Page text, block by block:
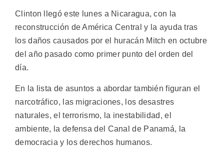
Clinton llegó este lunes a Nicaragua, con la
reconstrucción de América Central y la ayuda tras
los daños causados por el huracán Mitch en octubre
del año pasado como primer punto del orden del
día.
En la lista de asuntos a abordar también figuran el
narcotráfico, las migraciones, los desastres
naturales, el terrorismo, la inestabilidad, el
ambiente, la defensa del Canal de Panamá, la
democracia y los derechos humanos.